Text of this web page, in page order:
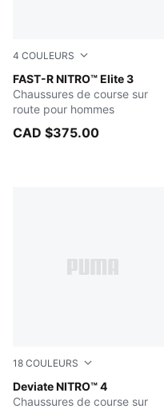
4 COULEURS
FAST-R NITRO™ Elite 3
PUMA Black-Ultra Red
Chaussures de course sur
route pour hommes
CAD $375.00
18 COULEURS
Deviate NITRO™ 4
PUMA White-Feather Gray
Chaussures de course sur